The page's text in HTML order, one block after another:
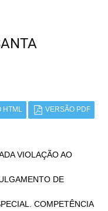
HTML VERSÃO PDF
VIOLAÇÃO AO